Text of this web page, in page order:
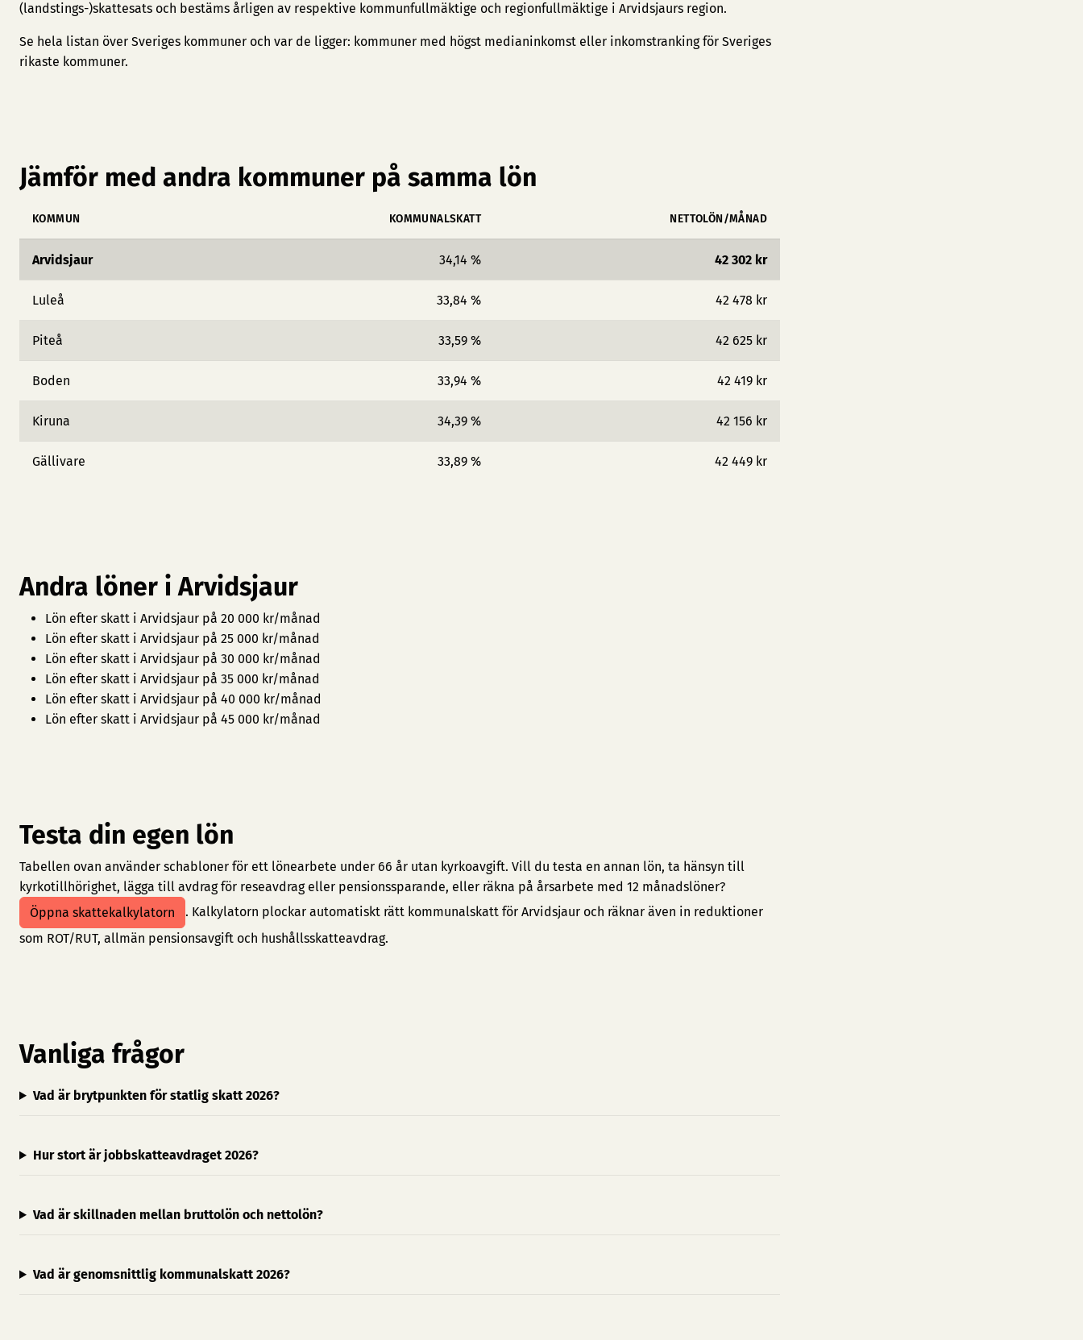
(landstings-)skattesats och bestäms årligen av respektive kommunfullmäktige och regionfullmäktige i Arvidsjaurs region.
Se hela listan över Sveriges kommuner och var de ligger: kommuner med högst medianinkomst eller inkomstranking för Sveriges
rikaste kommuner.
Jämför med andra kommuner på samma lön
KOMMUN KOMMUNALSKATT NETTOLÖN/MÅNAD
Arvidsjaur 34,14 % 42 302 kr
Luleå 33,84 % 42 478 kr
Piteå 33,59 % 42 625 kr
Boden 33,94 % 42 419 kr
Kiruna 34,39 % 42 156 kr
Gällivare 33,89 % 42 449 kr
Andra löner i Arvidsjaur
Lön efter skatt i Arvidsjaur på 20 000 kr/månad
Lön efter skatt i Arvidsjaur på 25 000 kr/månad
Lön efter skatt i Arvidsjaur på 30 000 kr/månad
Lön efter skatt i Arvidsjaur på 35 000 kr/månad
Lön efter skatt i Arvidsjaur på 40 000 kr/månad
Lön efter skatt i Arvidsjaur på 45 000 kr/månad
Testa din egen lön
Tabellen ovan använder schabloner för ett lönearbete under 66 år utan kyrkoavgift. Vill du testa en annan lön, ta hänsyn till
kyrkotillhörighet, lägga till avdrag för reseavdrag eller pensionssparande, eller räkna på årsarbete med 12 månadslöner?
Öppna skattekalkylatorn
. Kalkylatorn plockar automatiskt rätt kommunalskatt för Arvidsjaur och räknar även in reduktioner
som ROT/RUT, allmän pensionsavgift och hushållsskatteavdrag.
Vanliga frågor
Vad är brytpunkten för statlig skatt 2026?
Hur stort är jobbskatteavdraget 2026?
Vad är skillnaden mellan bruttolön och nettolön?
Vad är genomsnittlig kommunalskatt 2026?